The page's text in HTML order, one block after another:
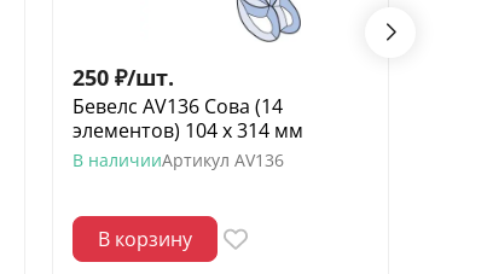
250 ₽/шт.
Бевелс AV136 Сова (14
элементов) 104 х 314 мм
В наличииАртикул AV136
В корзину